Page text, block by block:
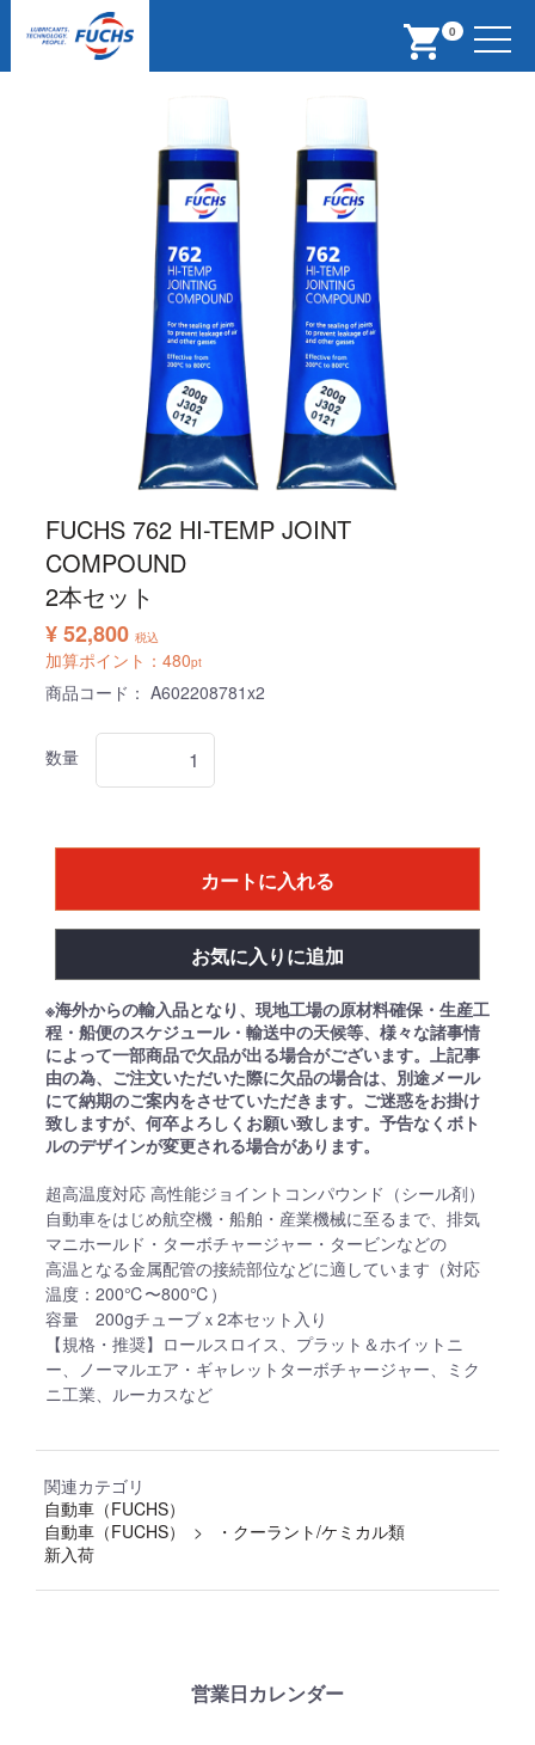
0 Menu
FUCHS 762 HI-TEMP JOINT
COMPOUND
2本セット
¥ 52,800 税込
加算ポイント： 480pt
商品コード： A602208781x2
数量
カートに入れる
お気に入りに追加
※海外からの輸入品となり、現地工場の原材料確保・生産工
程・船便のスケジュール・輸送中の天候等、様々な諸事情
によって一部商品で欠品が出る場合がございます。上記事
由の為、ご注文いただいた際に欠品の場合は、別途メール
にて納期のご案内をさせていただきます。ご迷惑をお掛け
致しますが、何卒よろしくお願い致します。予告なくボト
ルのデザインが変更される場合があります。
超高温度対応 高性能ジョイントコンパウンド（シール剤）
自動車をはじめ航空機・船舶・産業機械に至るまで、排気
マニホールド・ターボチャージャー・タービンなどの
高温となる金属配管の接続部位などに適しています（対応
温度：200℃〜800℃）
容量 200gチューブｘ2本セット入り
【規格・推奨】ロールスロイス、プラット＆ホイットニ
ー、ノーマルエア・ギャレットターボチャージャー、ミク
ニ工業、ルーカスなど
関連カテゴリ
自動車（FUCHS）
自動車（FUCHS）
・クーラント/ケミカル類
新入荷
営業日カレンダー